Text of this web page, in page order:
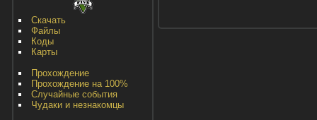
Скачать
Файлы
Коды
Карты
Прохождение
Прохождение на 100%
Случайные события
Чудаки и незнакомцы